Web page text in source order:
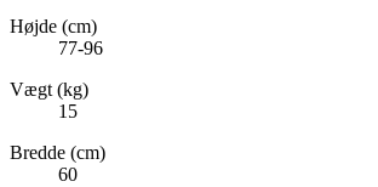
Højde (cm)
77-96
Vægt (kg)
15
Bredde (cm)
60